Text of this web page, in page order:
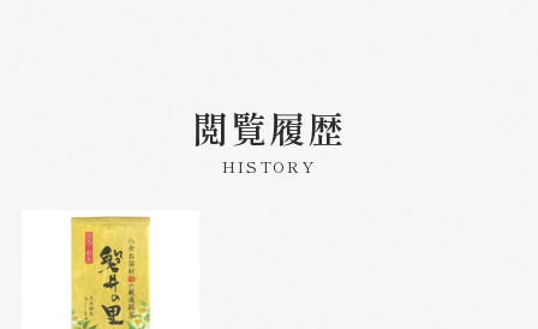
閲覧履歴
HISTORY